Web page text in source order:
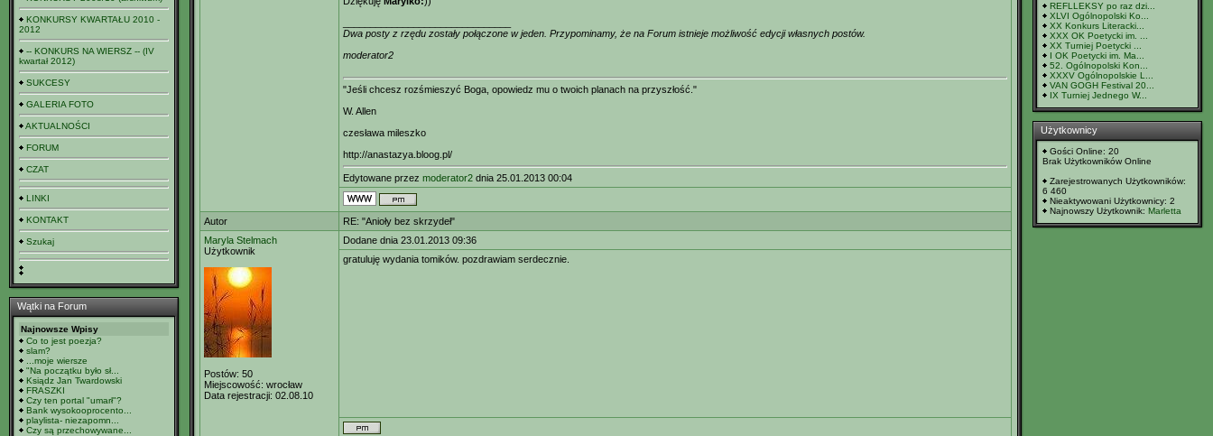
KONKURSY KWARTAŁU 2010 -
2012
-- KONKURS NA WIERSZ -- (IV
kwartał 2012)
SUKCESY
GALERIA FOTO
AKTUALNOŚCI
FORUM
CZAT
LINKI
KONTAKT
Szukaj
Wątki na Forum
Najnowsze Wpisy
Co to jest poezja?
slam?
...moje wiersze
"Na początku było sł...
Ksiądz Jan Twardowski
FRASZKI
Czy ten portal "umarł"?
Bank wysokooprocento...
playlista- niezapomn...
Czy są przechowywane...
Dwa posty z rzędu zostały połączone w jeden. Przypominamy, że na Forum istnieje możliwość edycji własnych postów.
moderator2
"Jeśli chcesz rozśmieszyć Boga, opowiedz mu o twoich planach na przyszłość."
W. Allen
czesława mileszko
http://anastazya.bloog.pl/
Edytowane przez moderator2 dnia 25.01.2013 00:04
Autor
RE: "Anioły bez skrzydeł"
Maryla Stelmach
Użytkownik
Postów: 50
Miejscowość: wrocław
Data rejestracji: 02.08.10
Dodane dnia 23.01.2013 09:36
gratuluję wydania tomików. pozdrawiam serdecznie.
REFLLEKSY po raz dzi...
XLVI Ogólnopolski Ko...
XX Konkurs Literacki...
XXX OK Poetycki im. ...
XX Turniej Poetycki ...
I OK Poetycki im. Ma...
52. Ogólnopolski Kon...
XXXV Ogólnopolskie L...
VAN GOGH Festival 20...
IX Turniej Jednego W...
Użytkownicy
Gości Online: 20
Brak Użytkowników Online
Zarejestrowanych Użytkowników:
6 460
Nieaktywowani Użytkownicy: 2
Najnowszy Użytkownik: Marletta